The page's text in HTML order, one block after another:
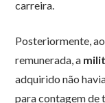
carreira.
Posteriormente,
remunerada, a
adquirido não
para contagem de